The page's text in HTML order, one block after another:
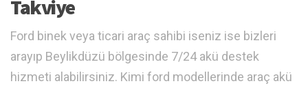
Takviye
Ford binek veya ticari araç sahibi iseniz ise bizleri
arayıp Beylikdüzü bölgesinde 7/24 akü destek
hizmeti alabilirsiniz. Kimi ford modellerinde araç akü